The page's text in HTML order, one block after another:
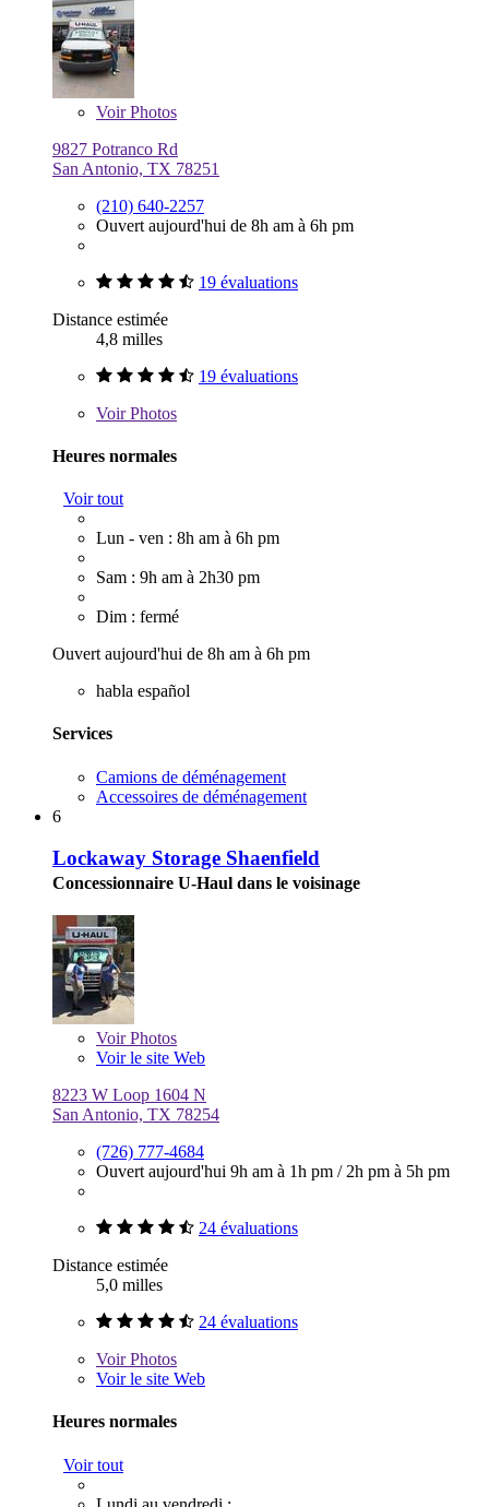
VoirPhotos
9827 Potranco Rd
San Antonio, TX 78251
(210) 640-2257
Ouvert aujourd'hui de 8h am à 6h pm
19 évaluations
Distance estimée
4,8 milles
19 évaluations
VoirPhotos
Heures normales
Voir tout
Lun - ven : 8h am à 6h pm
Sam : 9h am à 2h30 pm
Dim : fermé
Ouvert aujourd'hui de 8h am à 6h pm
habla español
Services
Camions de déménagement
Accessoires de déménagement
6
Lockaway Storage Shaenfield
Concessionnaire U-Haul dans le voisinage
VoirPhotos
Voir le site Web
8223 W Loop 1604 N
San Antonio, TX 78254
(726) 777-4684
Ouvert aujourd'hui 9h am à 1h pm / 2h pm à 5h pm
24 évaluations
Distance estimée
5,0 milles
24 évaluations
VoirPhotos
Voir le site Web
Heures normales
Voir tout